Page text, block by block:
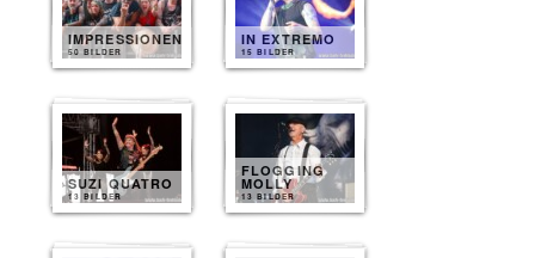
IMPRESSIONEN
50 BILDER
IN EXTREMO
15 BILDER
SUZI QUATRO
13 BILDER
FLOGGING
MOLLY
13 BILDER